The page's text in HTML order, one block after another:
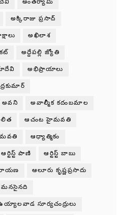
అంతర్యామి
అక్కిరాజు ప్రసాద్
అఖిలాశ
అద్దేపల్లి జ్యోతి
అభిప్రాయాలు
అవని అవాల్మీక కదంబమాల
ఆచంట హైమవతి
ఆధ్యాత్మికం
ఆర్టిస్ట్ పాణి ఆర్టిస్ట్ బాబు
నారాయణ ఆలూరు కృష్ణప్రసాదు
సూర్యచంద్రులు